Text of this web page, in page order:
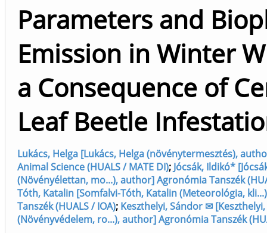
Parameters and
Emission in Winter
a Consequence of
Leaf Beetle
Lukács, Helga [Lukács, Helga (növénytermesztés),
Animal Science (HUALS / MATE DI); Jócsák, Ildikó*
(Növényélettan, mo...), author] Agronómia Tanszék
Tóth, Katalin [Somfalvi-Tóth, Katalin (Meteorológia,
Tanszék (HUALS / IOA); Keszthelyi, Sándor ✉
(Növényvédelem, ro...), author] Agronómia Tanszék